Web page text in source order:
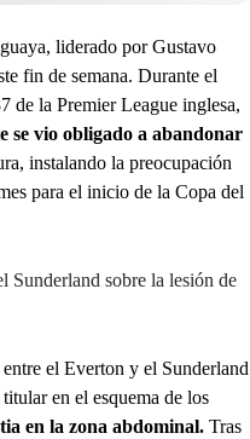
liderado por Gustavo
fin de semana. Durante el
de la Premier League inglesa,
se vio obligado a abandonar
instalando la preocupación
para el inicio de la Copa del
Sunderland sobre la lesión de
el Everton y el Sunderland
en el esquema de los
en la zona abdominal. Tras